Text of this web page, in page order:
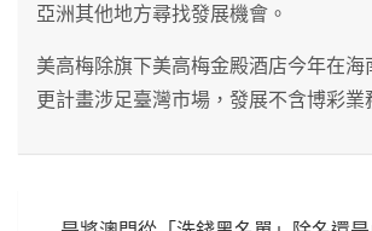
亞洲其他地方尋找發展機會。
美高梅除旗下美高梅金殿酒店今年在海
更計畫涉足臺灣市場，發展不含博彩業